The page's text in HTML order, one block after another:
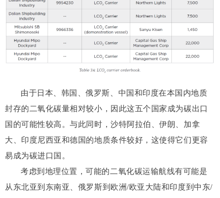
由于日本、韩国、俄罗斯、中国和印度在本国内地质
封存的二氧化碳量相对较小，因此这五个国家成为碳出口
国的可能性较高。与此同时，沙特阿拉伯、伊朗、加拿
大、印度尼西亚和德国的地质条件较好，这使得它们更容
易成为碳进口国。
考虑到地理位置，可能的二氧化碳运输航线有可能是
从东北亚到东南亚、俄罗斯到欧洲/欧亚大陆和印度到中东/